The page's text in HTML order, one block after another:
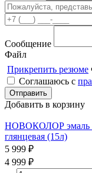
Сообщение
Файл
Прикрепить резюме
Соглашаюсь с
Добавить в корзину
НОВОКОЛОР эмаль
глянцевая (15л)
5 999 ₽
4 999 ₽